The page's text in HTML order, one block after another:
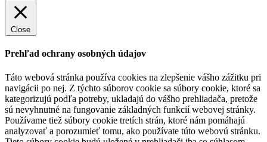
Close
Prehľad ochrany osobných údajov
Táto webová stránka používa cookies na zlepšenie vášho zážitku pri
navigácii po nej. Z týchto súborov cookie sa súbory cookie, ktoré sa
kategorizujú podľa potreby, ukladajú do vášho prehliadača, pretože
sú nevyhnutné na fungovanie základných funkcií webovej stránky.
Používame tiež súbory cookie tretích strán, ktoré nám pomáhajú
analyzovať a porozumieť tomu, ako používate túto webovú stránku.